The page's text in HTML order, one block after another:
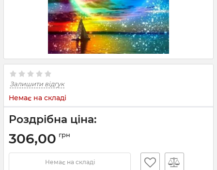
Залишити відгук
Немає на складі
Роздрібна ціна:
306,00 грн
Немає на складі